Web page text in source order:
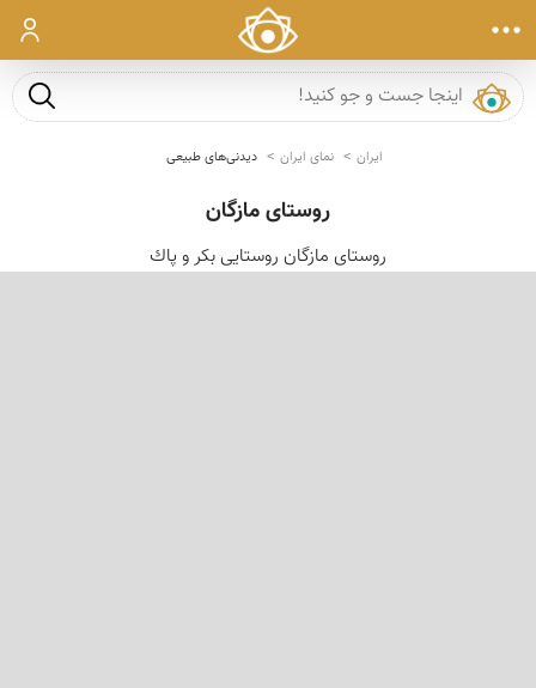
ورود
جست و
ایران نمای ایران دیدنی‌های طبیعی
روستای مازگان
روستای مازگان روستایی بكر و پاك